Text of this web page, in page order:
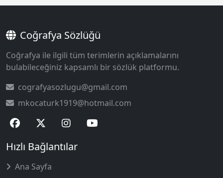
Coğrafya Sözlüğü
Coğrafya ile ilgili tüm terimlerin açıklamalarını
bulabileceğiniz kapsamlı bir sözlük platformu.
cografyasozlugu@gmail.com
mkocaturk1919@hotmail.com
Hızlı Bağlantılar
Ana Sayfa